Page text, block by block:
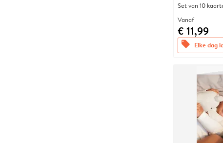
Set van 10
Vanaf
€ 11,99
offers Elke dag